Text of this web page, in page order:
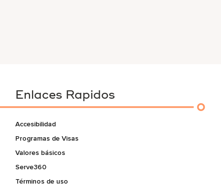
Enlaces Rapidos
Accesibilidad
Programas de Visas
Valores básicos
Serve360
Términos de uso